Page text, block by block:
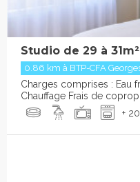
Studio de 29 à
0.86 km à BTP-CFA
Charges comprises : Eau
Chauffage Frais de
+ 20